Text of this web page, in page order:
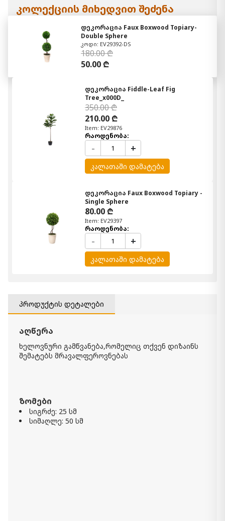
კოლექციის მიხედვით შეძენა
დეკორაცია Faux Boxwood Topiary-
Double Sphere
კოდი: EV29392-DS
180.00 ₾
50.00 ₾
დეკორაცია Fiddle-Leaf Fig
Tree_x000D_
350.00 ₾
210.00 ₾
Item: EV29876
რაოდენობა:
- +
კალათაში დამატება
დეკორაცია Faux Boxwood Topiary -
Single Sphere
80.00 ₾
Item: EV29397
რაოდენობა:
- +
კალათაში დამატება
პროდუქტის დეტალები
აღწერა
ხელოვნური გამწვანება,რომელიც თქვენ დიზაინს
შემატებს მრავალფეროვნებას
ზომები
სიგრძე: 25 სმ
სიმაღლე: 50 სმ